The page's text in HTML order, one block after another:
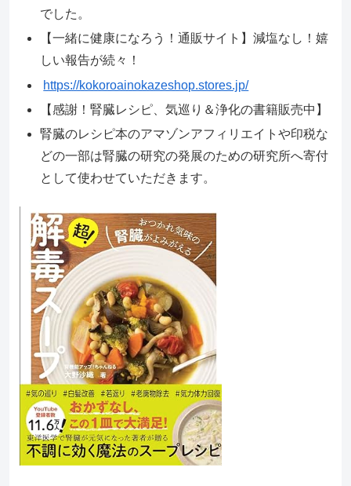
でした。
【一緒に健康になろう！通販サイト】減塩なし！嬉
しい報告が続々！
https://kokoroainokazeshop.stores.jp/
【感謝！腎臓レシピ、気巡り＆浄化の書籍販売中】
腎臓のレシピ本のアマゾンアフィリエイトや印税な
どの一部は腎臓の研究の発展のための研究所へ寄付
として使わせていただきます。